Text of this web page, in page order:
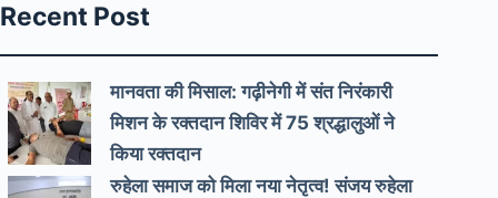
Recent Post
मानवता की मिसाल: गढ़ीनेगी में संत निरंकारी
मिशन के रक्तदान शिविर में 75 श्रद्धालुओं ने
किया रक्तदान
रुहेला समाज को मिला नया नेतृत्व! संजय रुहेला